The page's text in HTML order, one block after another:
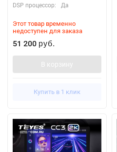
DSP процессор: Да
Этот товар временно
недоступен для заказа
51 200 руб.
В корзину
Купить в 1 клик